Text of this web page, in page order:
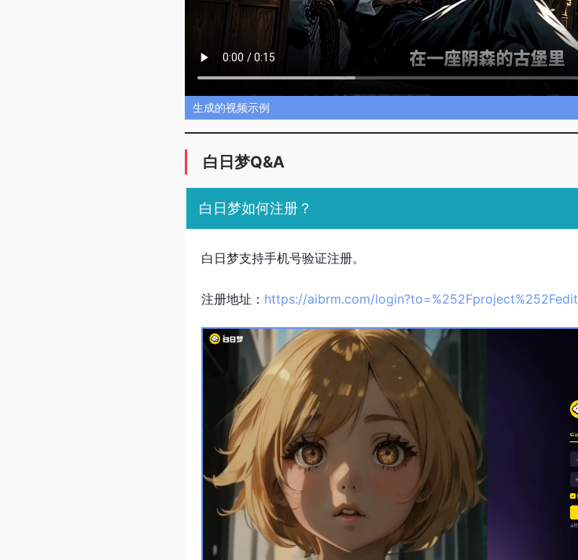
生成的视频示例
白日梦Q&A
白日梦如何注册？
白日梦支持手机号验证注册。
注册地址： https://aibrm.com/login?to=%252Fproject%252Fedit